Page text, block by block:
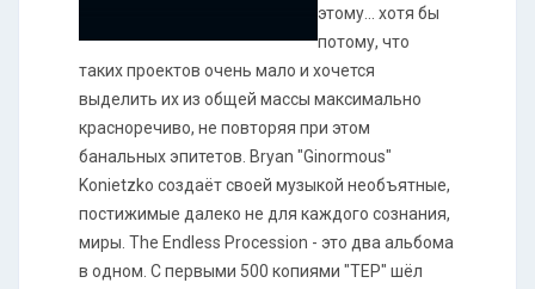
этому... хотя бы
потому, что
таких проектов очень мало и хочется
выделить их из общей массы максимально
красноречиво, не повторяя при этом
банальных эпитетов. Bryan "Ginormous"
Konietzko создаёт своей музыкой необъятные,
постижимые далеко не для каждого сознания,
миры. The Endless Procession - это два альбома
в одном. С первыми 500 копиями "TEP" шёл